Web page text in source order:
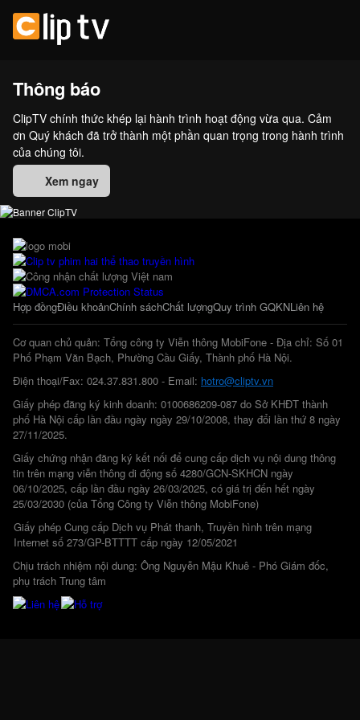
Thông báo
ClipTV chính thức khép lại hành trình hoạt động vừa qua. Cảm
ơn Quý khách đã trở thành một phần quan trọng trong hành trình
của chúng tôi.
Xem ngay
Hợp đồngĐiều khoảnChính sáchChất lượngQuy trình GQKNLiên hệ
Cơ quan chủ quản: Tổng công ty Viễn thông MobiFone - Địa chỉ: Số 01
Phố Phạm Văn Bạch, Phường Cầu Giấy, Thành phố Hà Nội.
Điện thoại/Fax: 024.37.831.800 - Email: hotro@cliptv.vn
Giấy phép đăng ký kinh doanh: 0100686209-087 do Sở KHĐT thành
phố Hà Nội cấp lần đầu ngày ngày 29/10/2008, thay đổi lần thứ 8 ngày
27/11/2025.
Giấy chứng nhận đăng ký kết nối để cung cấp dịch vụ nội dung thông
tin trên mạng viễn thông di động số 4280/GCN-SKHCN ngày
06/10/2025, cấp lần đầu ngày 26/03/2025, có giá trị đến hết ngày
25/03/2030 (của Tổng Công ty Viễn thông MobiFone)
Giấy phép Cung cấp Dịch vụ Phát thanh, Truyền hình trên mạng
Internet số 273/GP-BTTTT cấp ngày 12/05/2021
Chịu trách nhiệm nội dung: Ông Nguyễn Mậu Khuê - Phó Giám đốc,
phụ trách Trung tâm